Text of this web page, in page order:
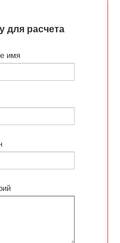
для расчета
имя